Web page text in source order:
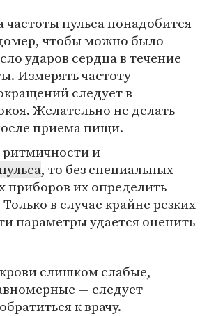
частоты пульса понадобится
чтобы можно было
ударов сердца в течение
Измерять частоту
следует в
Желательно не делать
приема пищи.
ритмичности и
, то без специальных
приборов их определить
в случае крайне резких
параметры удается оценить
слишком слабые,
— следует
к врачу.